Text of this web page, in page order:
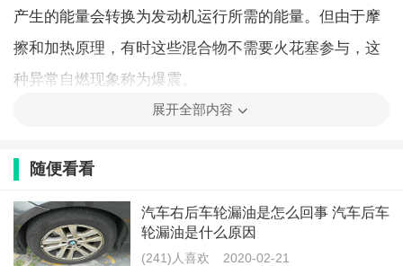
产生的能量会转换为发动机运行所需的能量。但由于摩
擦和加热原理，有时这些混合物不需要火花塞参与，这
种异常自燃现象称为爆震。
寿命。一些比较名贵的车因为搭载的发动机具有更高的
需要加更高油号的油。
展开全部内容
随便看看
汽车右后车轮漏油是怎么回事 汽车后车
轮漏油是什么原因
(241)人喜欢 2020-02-21